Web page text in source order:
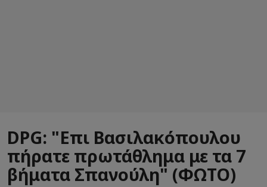
DPG: "Επι Βασιλακόπουλου
πήρατε πρωτάθλημα με τα 7
βήματα Σπανούλη" (ΦΩΤΟ)